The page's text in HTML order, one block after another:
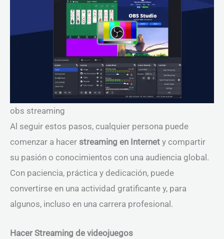
obs streaming
Al seguir estos pasos, cualquier persona puede
comenzar a hacer streaming en Internet y compartir
su pasión o conocimientos con una audiencia global.
Con paciencia, práctica y dedicación, puede
convertirse en una actividad gratificante y, para
algunos, incluso en una carrera profesional.
Hacer Streaming de videojuegos